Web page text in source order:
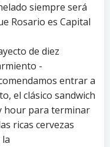
siempre será
Rosario es Capital
de diez
-
entrar a
el clásico sandwich
hour para terminar
ricas cervezas